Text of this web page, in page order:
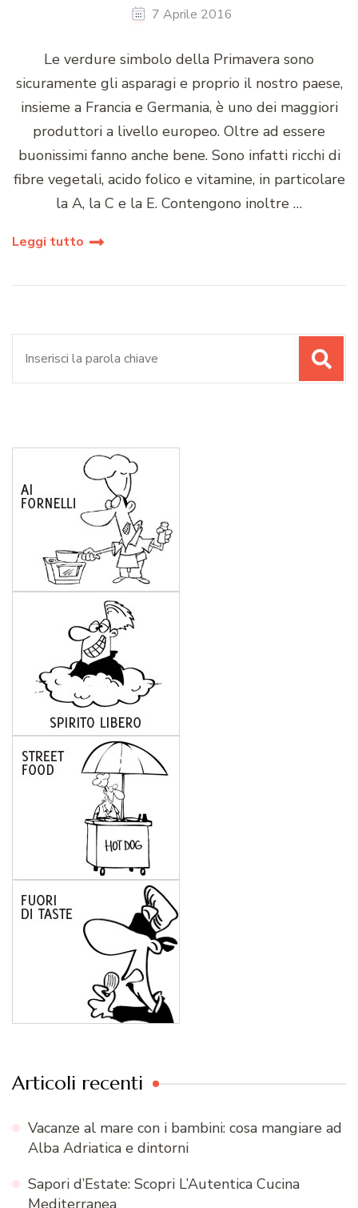
7 Aprile 2016
Le verdure simbolo della Primavera sono
sicuramente gli asparagi e proprio il nostro paese,
insieme a Francia e Germania, è uno dei maggiori
produttori a livello europeo. Oltre ad essere
buonissimi fanno anche bene. Sono infatti ricchi di
fibre vegetali, acido folico e vitamine, in particolare
la A, la C e la E. Contengono inoltre …
Leggi tutto
Articoli recenti
Vacanze al mare con i bambini: cosa mangiare ad
Alba Adriatica e dintorni
Sapori d’Estate: Scopri L’Autentica Cucina
Mediterranea